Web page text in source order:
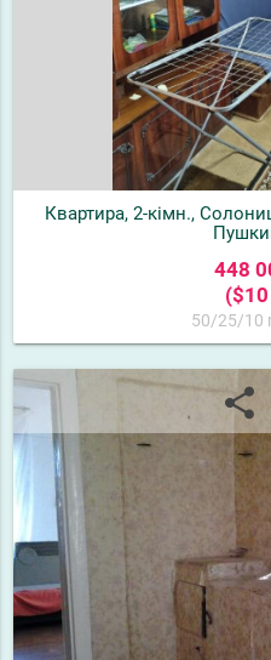
Квартира, 2-кімн.,
448
50/25/10
share